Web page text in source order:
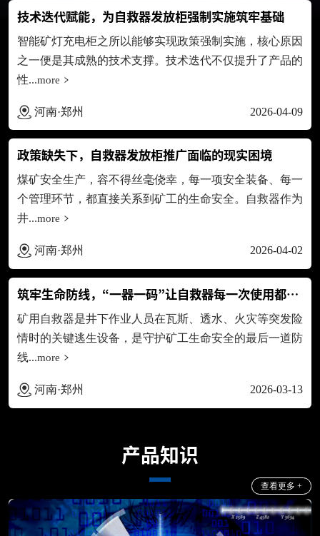
技术迭代赋能，为自救器发放柜强制实施筑牢基础
智能矿灯充电柜之所以能够实现政策强制实施，核心原因
之一便是其成熟的技术支撑。技术迭代不仅提升了产品的
性...more
河南·郑州 2026-04-09
政策缺失下，自救器发放柜推广面临的现实困境
煤矿安全生产，容不得丝毫侥幸，每一项安全装备、每一
个管理环节，都直接关系到矿工的生命安全。自救器作为
井...more
河南·郑州 2026-04-02
筑牢生命防线，“一器一码”让自救器每一次使用都有迹可...
矿用自救器是井下作业人员在瓦斯、透水、火灾等突发险
情时的关键逃生设备，是守护矿工生命安全的最后一道防
线...more
河南·郑州 2026-03-13
产品知识
查看更多 +